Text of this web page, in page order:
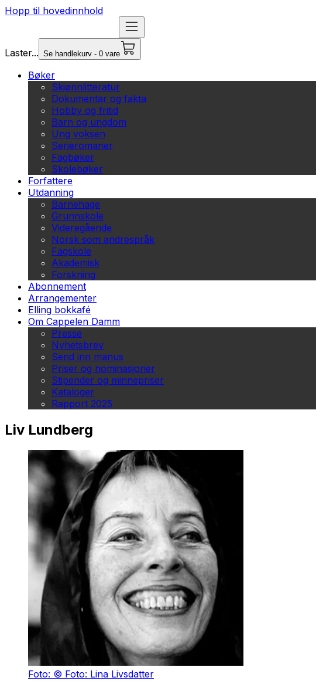
Hopp til hovedinnhold
Laster... Se handlekurv - 0 vare
Bøker
Skjønnlitteratur
Dokumentar og fakta
Hobby og fritid
Barn og ungdom
Ung voksen
Serieromaner
Fagbøker
Skolebøker
Forfattere
Utdanning
Barnehage
Grunnskole
Videregående
Norsk som andrespråk
Fagskole
Akademisk
Forskning
Abonnement
Arrangementer
Elling bokkafé
Om Cappelen Damm
Presse
Nyhetsbrev
Send inn manus
Priser og nominasjoner
Stipender og minnepriser
Kataloger
Rapport 2025
Liv Lundberg
Foto: © Foto: Lina Livsdatter